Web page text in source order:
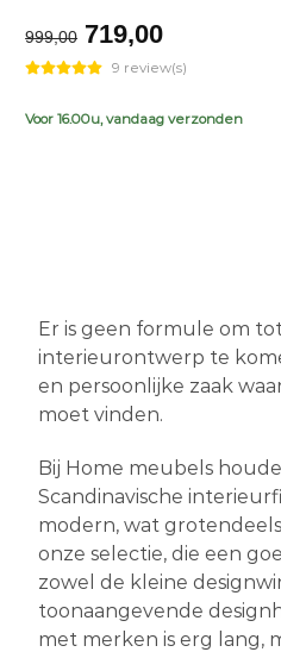
999,00 Original
price
was:
€999,00.
719,00Current
price
is:
€719,00.
9 review(s)
Voor 16.00u, vandaag verzonden
Er is geen formule om
interieurontwerp te
en persoonlijke zaak
moet vinden.
Bij Home meubels
Scandinavische
modern, wat
onze selectie, die een
zowel de kleine
toonaangevende
met merken is erg lang,